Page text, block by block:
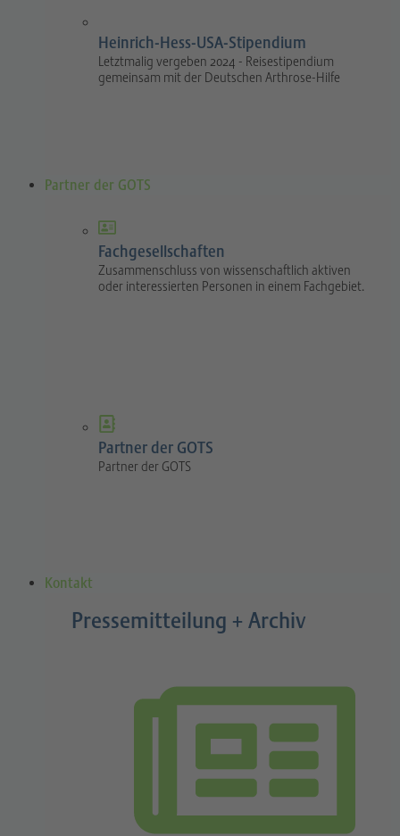
Heinrich-Hess-USA-Stipendium
Letztmalig vergeben 2024 - Reisestipendium
gemeinsam mit der Deutschen Arthrose-Hilfe
Partner der GOTS
Fachgesellschaften
Zusammenschluss von wissenschaftlich aktiven
oder interessierten Personen in einem Fachgebiet.
Partner der GOTS
Partner der GOTS
Kontakt
Pressemitteilung + Archiv